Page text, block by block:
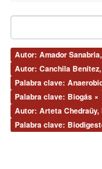
Autor: Amador
Autor: Canchila
Palabra clave:
Palabra clave: Biogás ×
Autor: Arteta Chedraüy,
Palabra clave: